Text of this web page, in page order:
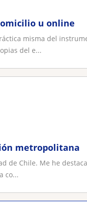
u online
misma del
del e...
metropolitana
de Chile. Me he
co...